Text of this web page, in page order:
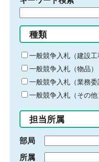
る
キ
ー
ワ
ー
ド
入
力
種類
一般競争入札（建設工
一般競争入札（物品）
一般競争入札（業務委
一般競争入札（その他
担当所属
部局
所属